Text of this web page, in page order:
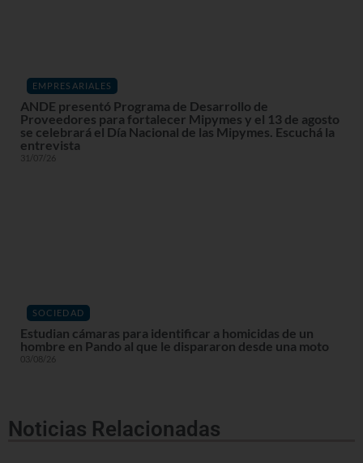
EMPRESARIALES
ANDE presentó Programa de Desarrollo de
Proveedores para fortalecer Mipymes y el 13 de agosto
se celebrará el Día Nacional de las Mipymes. Escuchá la
entrevista
31/07/26
SOCIEDAD
Estudian cámaras para identificar a homicidas de un
hombre en Pando al que le dispararon desde una moto
03/08/26
Noticias Relacionadas